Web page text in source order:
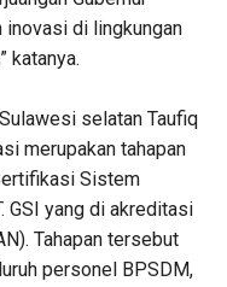
inovasi di lingkungan
katanya.
selatan Taufiq
merupakan tahapan
Sistem
GSI yang di akreditasi
Tahapan tersebut
personel BPSDM,